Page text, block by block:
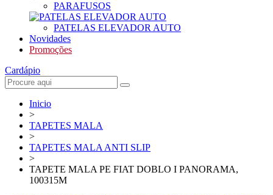
PARAFUSOS
PATELAS ELEVADOR AUTO
Novidades
Promoções
Cardápio
Inicio
>
TAPETES MALA
>
TAPETES MALA ANTI SLIP
>
TAPETE MALA PE FIAT DOBLO I PANORAMA,
100315M